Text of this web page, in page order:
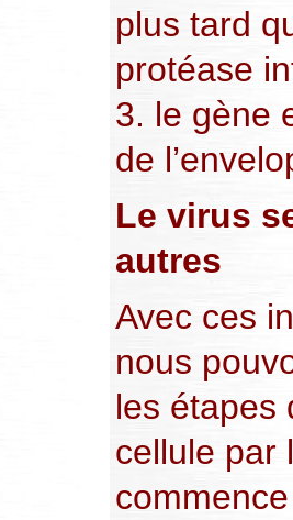
plus tard
protéase
3. le gène
de
Le virus
autres
Avec ces
nous
les étapes
cellule par